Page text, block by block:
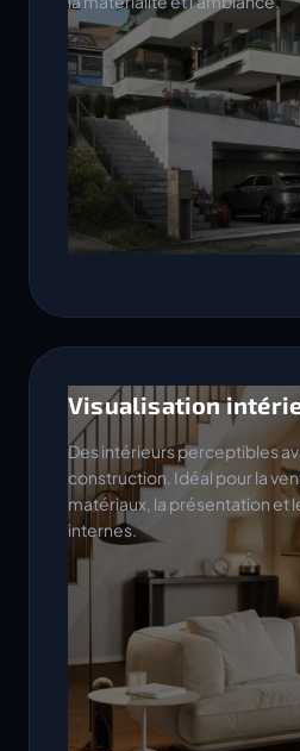
Visualisation
Des intérieurs perceptibles
construction. Idéal pour la
matériaux, la présentation et
internes.